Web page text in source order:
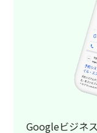
Googleビジネ